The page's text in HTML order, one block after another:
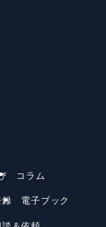
コラム
録 電子ブック